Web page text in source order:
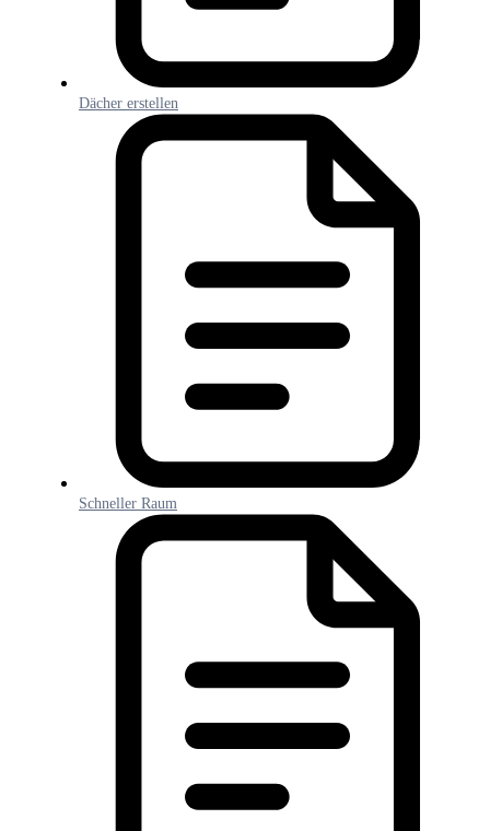
Dächer erstellen
Schneller Raum